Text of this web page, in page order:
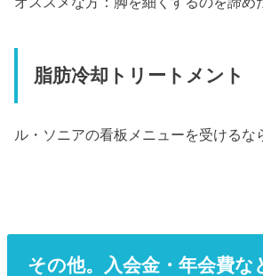
脂肪冷却トリートメント
ル・ソニアの看板メニューを受けるな
その他。入会金・年会費な